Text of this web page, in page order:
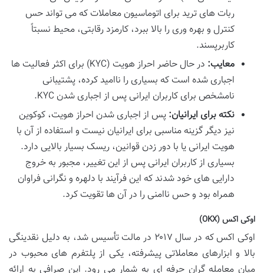
ربات های ترید برای اتوماسیون معاملات که می تواند حس
کنترل و بهره وری را بالا ببرد، کارمزد رقابتی، محیط نسبتاً
کاربرپسند.
معایب:
در حال حاضر احراز هویت (KYC) برای اکثر فعالیت ها
اجباری شده است که بسیاری را ناامید کرده، پشتیبانی
نامشخص برای کاربران ایرانی پس از اجباری شدن KYC.
نکته برای ایرانیان: پس از اجباری شدن احراز هویت، کوکوین
نیز دیگر گزینه مناسبی برای ایرانیان نیست و استفاده از آن با
هویت ایرانی یا با دور زدن قوانین، ریسک بسیار بالایی دارد.
بسیاری از کاربران ایرانی پس از این تغییر، مجبور به خروج
دارایی های خود شدند که این فرآیند با دلهره و نگرانی فراوان
همراه بود و حس ناامنی را در آن ها تقویت کرد.
اوکی اکس (OKX)
اوکی اکس که در سال ۲۰۱۷ در مالت تأسیس شد، به دلیل نقدینگی
بالا و ابزارهای معاملاتی پیشرفته، یکی از پلتفرم های محبوب در
میان معامله گران حرفه ای به شمار می رود. این صرافی به ارائه